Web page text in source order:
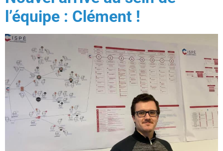
l’équipe : Clément !